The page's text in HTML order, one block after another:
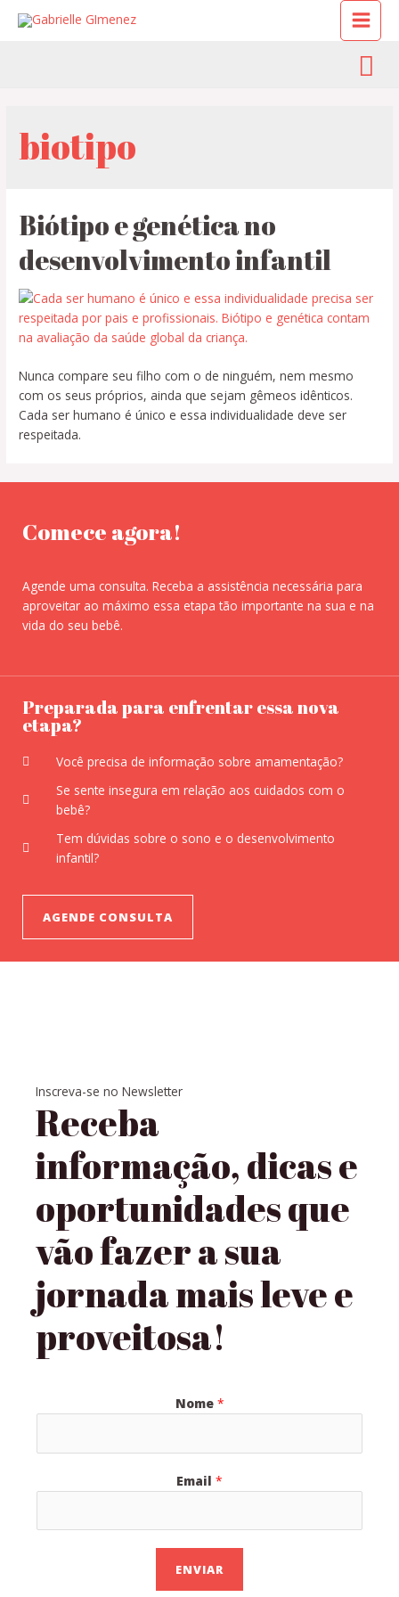
biotipo
Biótipo e genética no
desenvolvimento infantil
Nunca compare seu filho com o de ninguém, nem mesmo
com os seus próprios, ainda que sejam gêmeos idênticos.
Cada ser humano é único e essa individualidade deve ser
respeitada.
Comece agora!
Agende uma consulta. Receba a assistência necessária para
aproveitar ao máximo essa etapa tão importante na sua e na
vida do seu bebê.
Preparada para enfrentar essa nova
etapa?
Você precisa de informação sobre amamentação?
Se sente insegura em relação aos cuidados com o
bebê?
Tem dúvidas sobre o sono e o desenvolvimento
infantil?
AGENDE CONSULTA
Inscreva-se no Newsletter
Receba
informação, dicas e
oportunidades que
vão fazer a sua
jornada mais leve e
proveitosa!
Nome *
Email *
ENVIAR